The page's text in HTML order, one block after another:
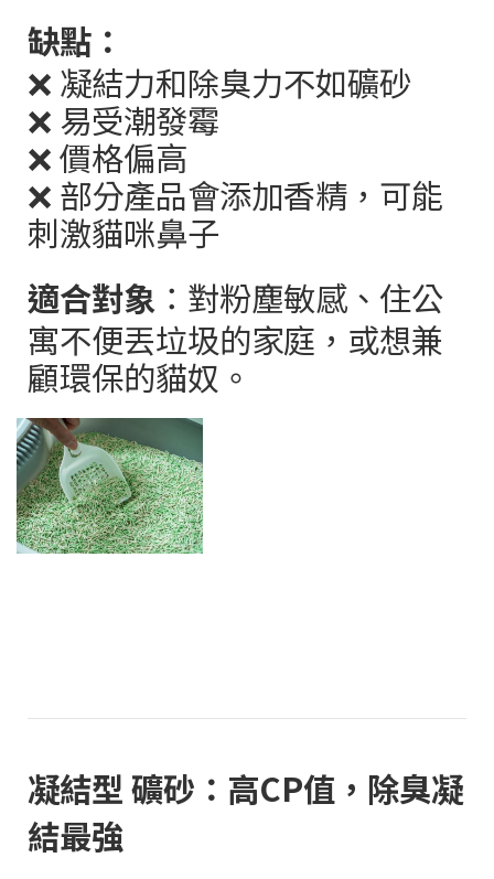
缺點：
❌ 凝結力和除臭力不如礦砂
❌ 易受潮發霉
❌價格偏高
❌ 部分產品會添加香精，可能
刺激貓咪鼻子
適合對象 ：對粉塵敏感、住公
寓不便丟垃圾的家庭，或想兼
顧環保的貓奴。
凝結型 礦砂：高CP值 ，除臭凝
結最強